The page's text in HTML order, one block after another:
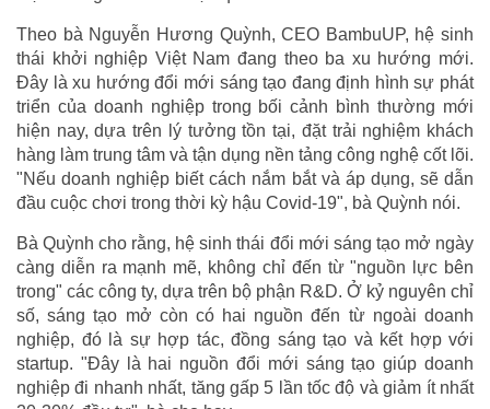
Theo bà Nguyễn Hương Quỳnh, CEO BambuUP, hệ sinh
thái khởi nghiệp Việt Nam đang theo ba xu hướng mới.
Đây là xu hướng đổi mới sáng tạo đang định hình sự phát
triển của doanh nghiệp trong bối cảnh bình thường mới
hiện nay, dựa trên lý tưởng tồn tại, đặt trải nghiệm khách
hàng làm trung tâm và tận dụng nền tảng công nghệ cốt lõi.
"Nếu doanh nghiệp biết cách nắm bắt và áp dụng, sẽ dẫn
đầu cuộc chơi trong thời kỳ hậu Covid-19", bà Quỳnh nói.
Bà Quỳnh cho rằng, hệ sinh thái đổi mới sáng tạo mở ngày
càng diễn ra mạnh mẽ, không chỉ đến từ "nguồn lực bên
trong" các công ty, dựa trên bộ phận R&D. Ở kỷ nguyên chỉ
số, sáng tạo mở còn có hai nguồn đến từ ngoài doanh
nghiệp, đó là sự hợp tác, đồng sáng tạo và kết hợp với
startup. "Đây là hai nguồn đổi mới sáng tạo giúp doanh
nghiệp đi nhanh nhất, tăng gấp 5 lần tốc độ và giảm ít nhất